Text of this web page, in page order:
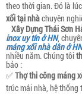
theo thời gian. Đó là
xối tại nhàchuyên
Xây Dựng Thái Sơn
inox uy tín ở HN,
máng xối nhà dân ở HN
nhiều năm. Chúng tôi
bảo :
✅Thợ thi công máng
trúc mái nhà, hệ thống